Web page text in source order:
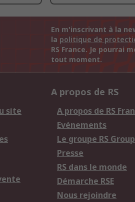
En m'inscrivant à la
la politique de
RS France. Je pourrai
tout moment.
site
A propos de RS
A propos de RS
Evénements
Le groupe RS
Presse
RS dans le monde
Démarche RSE
Nous rejoindre